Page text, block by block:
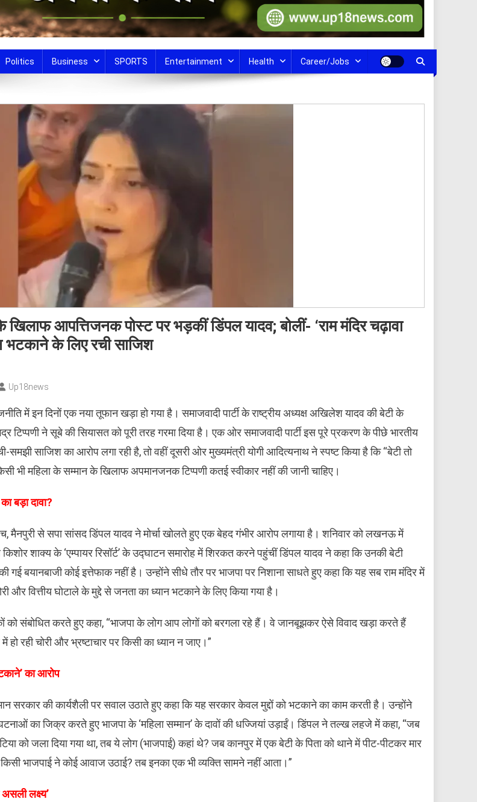
Politics Business SPORTS Entertainment Health Career/Jobs
खिलाफ आपत्तिजनक पोस्ट पर भड़कीं डिंपल यादव; बोलीं- ‘राम मंदिर चढ़ावा
भटकाने के लिए रची साजिश
Up18news
में इन दिनों एक नया तूफान खड़ा हो गया है। समाजवादी पार्टी के राष्ट्रीय अध्यक्ष अखिलेश यादव की बेटी के
टिप्पणी ने सूबे की सियासत को पूरी तरह गरमा दिया है। एक ओर समाजवादी पार्टी इस पूरे प्रकरण के पीछे भारतीय
समझी साजिश का आरोप लगा रही है, तो वहीं दूसरी ओर मुख्यमंत्री योगी आदित्यनाथ ने स्पष्ट किया है कि “बेटी तो
भी महिला के सम्मान के खिलाफ अपमानजनक टिप्पणी कतई स्वीकार नहीं की जानी चाहिए।
बड़ा दावा?
मैनपुरी से सपा सांसद डिंपल यादव ने मोर्चा खोलते हुए एक बेहद गंभीर आरोप लगाया है। शनिवार को लखनऊ में
शाक्य के ‘एम्पायर रिसॉर्ट’ के उद्घाटन समारोह में शिरकत करने पहुंचीं डिंपल यादव ने कहा कि उनकी बेटी
गई बयानबाजी कोई इत्तेफाक नहीं है। उन्होंने सीधे तौर पर भाजपा पर निशाना साधते हुए कहा कि यह सब राम मंदिर में
और वित्तीय घोटाले के मुद्दे से जनता का ध्यान भटकाने के लिए किया गया है।
को संबोधित करते हुए कहा, “भाजपा के लोग आप लोगों को बरगला रहे हैं। वे जानबूझकर ऐसे विवाद खड़ा करते हैं
में हो रही चोरी और भ्रष्टाचार पर किसी का ध्यान न जाए।”
का आरोप
सरकार की कार्यशैली पर सवाल उठाते हुए कहा कि यह सरकार केवल मुद्दों को भटकाने का काम करती है। उन्होंने
का जिक्र करते हुए भाजपा के ‘महिला सम्मान’ के दावों की धज्जियां उड़ाईं। डिंपल ने तल्ख लहजे में कहा, “जब
को जला दिया गया था, तब ये लोग (भाजपाई) कहां थे? जब कानपुर में एक बेटी के पिता को थाने में पीट-पीटकर मार
किसी भाजपाई ने कोई आवाज उठाई? तब इनका एक भी व्यक्ति सामने नहीं आता।”
असली लक्ष्य’